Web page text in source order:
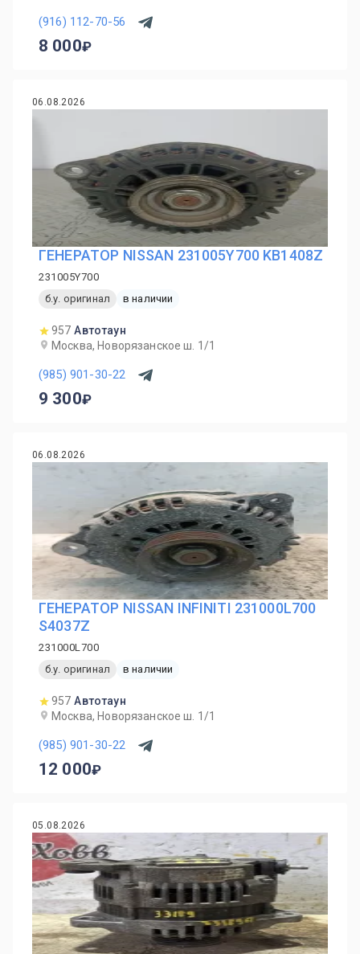
(916) 112-70-56
8 000
06.08.2026
ГЕНЕРАТОР NISSAN 231005Y700 KB1408Z
231005Y700
б.у. оригинал
в наличии
957 Автотаун
Москва, Новорязанское ш. 1/1
(985) 901-30-22
9 300
06.08.2026
ГЕНЕРАТОР NISSAN INFINITI 231000L700
S4037Z
231000L700
б.у. оригинал
в наличии
957 Автотаун
Москва, Новорязанское ш. 1/1
(985) 901-30-22
12 000
05.08.2026